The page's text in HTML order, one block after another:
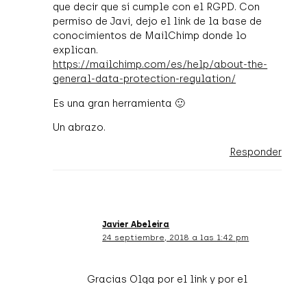
que decir que sí cumple con el RGPD. Con
permiso de Javi, dejo el link de la base de
conocimientos de MailChimp donde lo
explican.
https://mailchimp.com/es/help/about-the-
general-data-protection-regulation/
Es una gran herramienta 🙂
Un abrazo.
Responder
Javier Abeleira
24 septiembre, 2018 a las 1:42 pm
Gracias Olga por el link y por el